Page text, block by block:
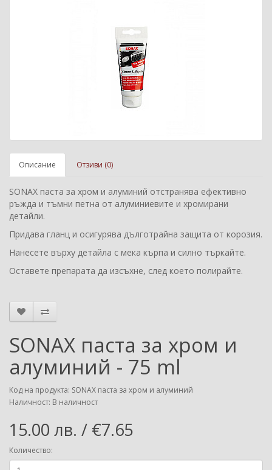
Описание Отзиви (0)
SONAX паста за хром и алуминий отстранява ефективно
ръжда и тъмни петна от алуминиевите и хромирани
детайли.
Придава гланц и осигурява дълготрайна защита от корозия.
Нанесете върху детайла с мека кърпа и силно търкайте.
Оставете препарата да изсъхне, след което полирайте.
SONAX паста за хром и
алуминий - 75 ml
Код на продукта: SONAX паста за хром и алуминий
Наличност: В наличност
15.00 лв. / €7.65
Количество: